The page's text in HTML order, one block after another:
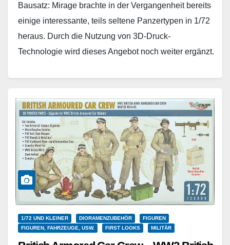
Bausatz: Mirage brachte in der Vergangenheit bereits
einige interessante, teils seltene Panzertypen in 1/72
heraus. Durch die Nutzung von 3D-Druck-
Technologie wird dieses Angebot noch weiter ergänzt.
1/72 UND KLEINER DIORAMENZUBEHÖR
FIGUREN
FIGUREN, FAHRZEUGE, USW.
FIRST LOOKS MILITÄR